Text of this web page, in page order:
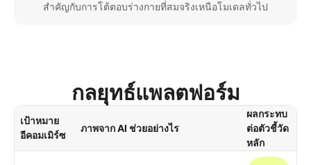
สำคัญกับการโต้ตอบร่างกายที่สมจริงเหนือโมเดลทั่วไป
กลยุทธ์แพลตฟอร์ม
เป้าหมาย
อีคอมเมิร์ซ
ภาพจาก AI ช่วยอย่างไร
ผลกระทบ
ต่อตัวชี้วัด
หลัก